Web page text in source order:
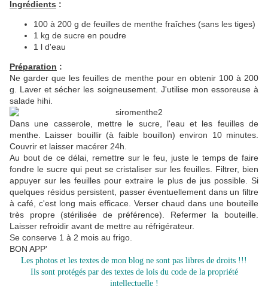
Ingrédients :
100 à 200 g de feuilles de menthe fraîches (sans les tiges)
1 kg de sucre en poudre
1 l d'eau
Préparation :
Ne garder que les feuilles de menthe pour en obtenir 100 à 200
g. Laver et sécher les soigneusement. J'utilise mon essoreuse à
salade hihi.
Dans une casserole, mettre le sucre, l'eau et les feuilles de
menthe. Laisser bouillir (à faible bouillon) environ 10 minutes.
Couvrir et laisser macérer 24h.
Au bout de ce délai, remettre sur le feu, juste le temps de faire
fondre le sucre qui peut se cristaliser sur les feuilles. Filtrer, bien
appuyer sur les feuilles pour extraire le plus de jus possible. Si
quelques résidus persistent, passer éventuellement dans un filtre
à café, c'est long mais efficace. Verser chaud dans une bouteille
très propre (stérilisée de préférence). Refermer la bouteille.
Laisser refroidir avant de mettre au réfrigérateur.
Se conserve 1 à 2 mois au frigo.
BON APP'
Les photos et les textes de mon blog ne sont pas libres de droits !!!
Ils sont protégés par des textes de lois du code de la propriété
intellectuelle !